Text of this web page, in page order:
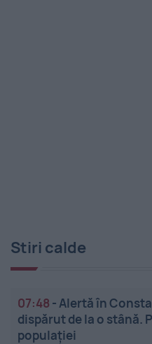
Stiri calde
07:48 -Alertă în
dispărut de la o stână.
populației